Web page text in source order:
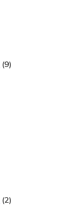
(9)
(2)